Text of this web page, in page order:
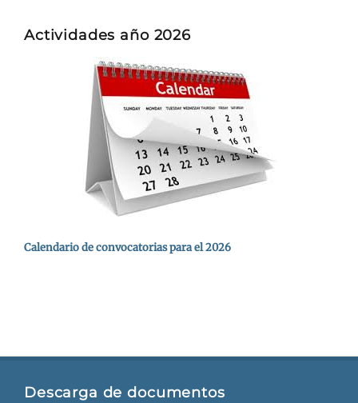
Actividades año 2026
Calendario de convocatorias para el 2026
Descarga de documentos